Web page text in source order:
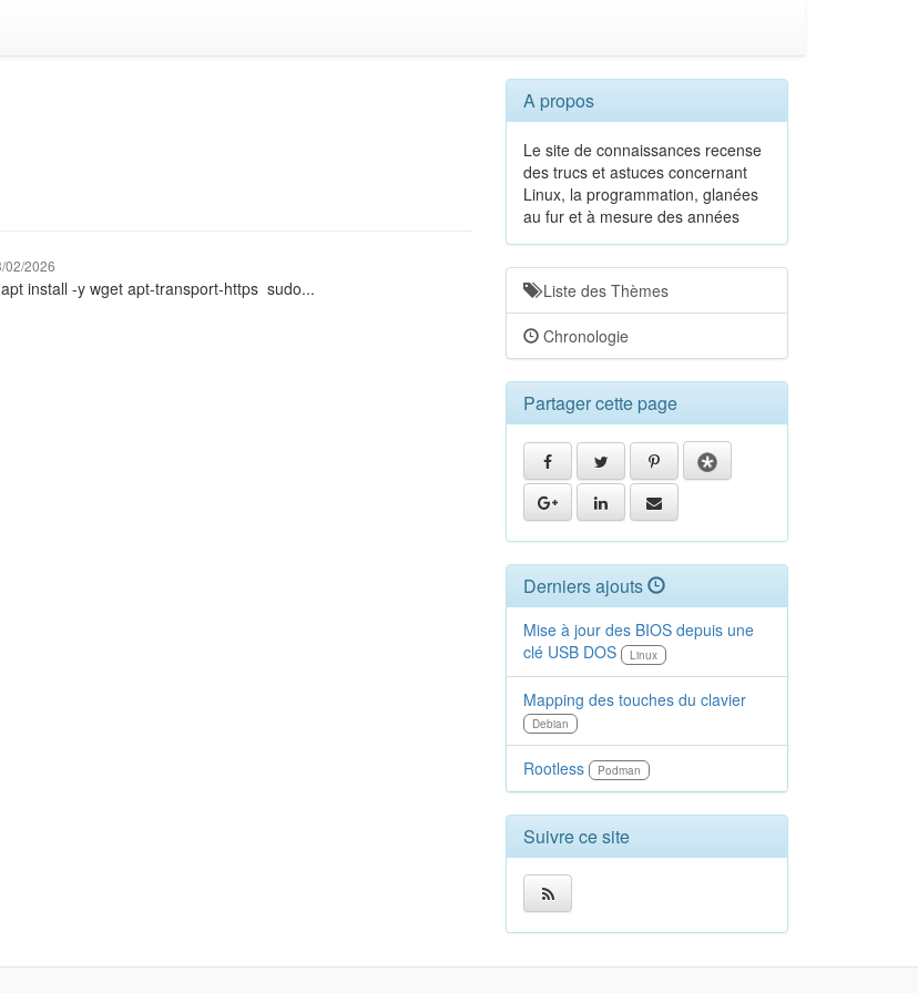
02/2026
install -y wget apt-transport-https ‍ sudo...
A propos
Le site de connaissances recense
des trucs et astuces concernant
Linux, la programmation, glanées
au fur et à mesure des années
Liste des Thèmes
Chronologie
Partager cette page
Derniers ajouts
Mise à jour des BIOS depuis une
clé USB DOS
Linux
Mapping des touches du clavier
Debian
Rootless Podman
Suivre ce site